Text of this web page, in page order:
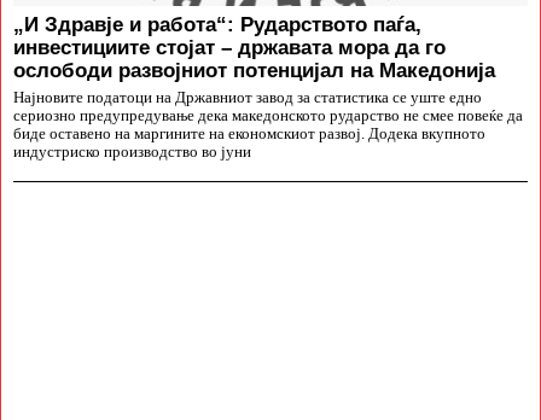
„И Здравје и работа“: Рударството паѓа,
инвестициите стојат – државата мора да го
ослободи развојниот потенцијал на Македонија
Најновите податоци на Државниот завод за статистика се уште едно
сериозно предупредување дека македонското рударство не смее повеќе да
биде оставено на маргините на економскиот развој. Додека вкупното
индустриско производство во јуни